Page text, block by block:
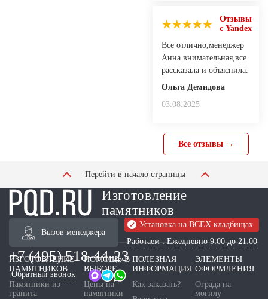
Отзывы
с Yandex
Все отлично,менеджер
Анна внимательная,все
рассказала и объяснила.
Ольга Демидова
03.08.2025
Все отзывы →
Перейти в начало страницы
Изготовление
памятников
Вызов менеджера
Установка на ВСЕХ кладбищах
Работаем : Ежедневно 9:00 до 21:00
+7 (495) 518-44-23
Обратный звонок
ИЗГОТОВЛЕНИЕ
ПАМЯТНИКОВ
Памятники из
гранита
ПОМОЩЬ В
ВЫБОРЕ
Цены на
памятники
ПОЛЕЗНАЯ
ИНФОРМАЦИЯ
Как заказать?
ЭЛЕМЕНТЫ
ОФОРМЛЕНИЯ
Ограда на
могилу